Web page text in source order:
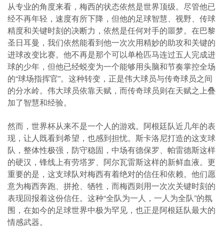
从专业的角度来看，梅西的状态依然是世界顶级。尽管他已
经不再年轻，速度有所下降，但他的足球智慧、视野、传球
精度和关键时刻的决断力，依然是任何对手的噩梦。在巴黎
圣日耳曼，我们依然能看到他一次次用精妙的助攻和关键的
进球改变比赛。他不再是那个可以单枪匹马连过五人完成进
球的少年，但他已经蜕变为一个能够用头脑和节奏掌控全场
的“球场指挥官”。这种转变，正是伟大球员与传奇球员之间
的分水岭。伟大球员依靠天赋，而传奇球员则在天赋之上叠
加了智慧和经验。
然而，世界杯从来不是一个人的游戏。阿根廷队近几年的表
现，让人既看到希望，也感到担忧。斯卡洛尼打造的这支球
队，整体性极强，防守稳固，中场有德保罗、帕雷德斯这样
的硬汉，锋线上有劳塔罗、阿尔瓦雷斯这样的新鲜血液。更
重要的是，这支球队对梅西有着绝对的信任和依赖。他们愿
意为梅西奔跑、拼抢、牺牲，而梅西则用一次次关键时刻的
表现回报着这份信任。这种“全队为一人，一人为全队”的氛
围，在如今的足球世界中极为罕见，也正是阿根廷队最大的
情感武器。